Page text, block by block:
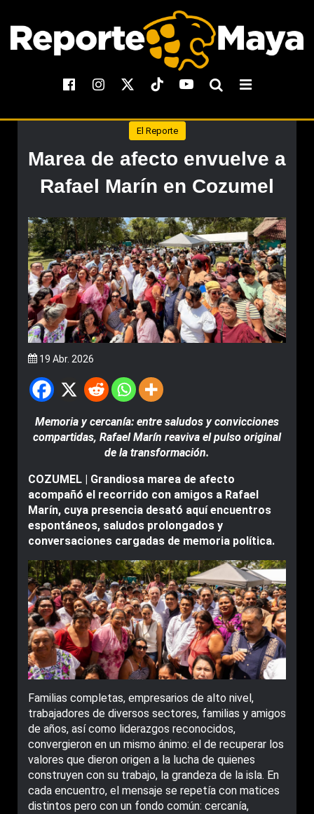
El Reporte
Marea de afecto envuelve a
Rafael Marín en Cozumel
19 Abr. 2026
Memoria y cercanía: entre saludos y convicciones
compartidas, Rafael Marín reaviva el pulso original
de la transformación.
COZUMEL | Grandiosa marea de afecto
acompañó el recorrido con amigos a Rafael
Marín, cuya presencia desató aquí encuentros
espontáneos, saludos prolongados y
conversaciones cargadas de memoria política.
Familias completas, empresarios de alto nivel,
trabajadores de diversos sectores, familias y amigos
de años, así como liderazgos reconocidos,
convergieron en un mismo ánimo: el de recuperar los
valores que dieron origen a la lucha de quienes
construyen con su trabajo, la grandeza de la isla. En
cada encuentro, el mensaje se repetía con matices
distintos pero con un fondo común: cercanía,